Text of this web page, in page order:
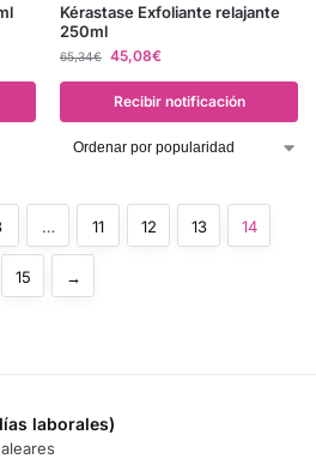
Kérastase Exfoliante relajante
250ml
65,34€ 45,08€
Recibir notificación
… 11 12 13 14
15 →
laborales)